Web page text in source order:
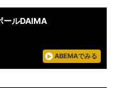
ールDAIMA
ABEMAでみる